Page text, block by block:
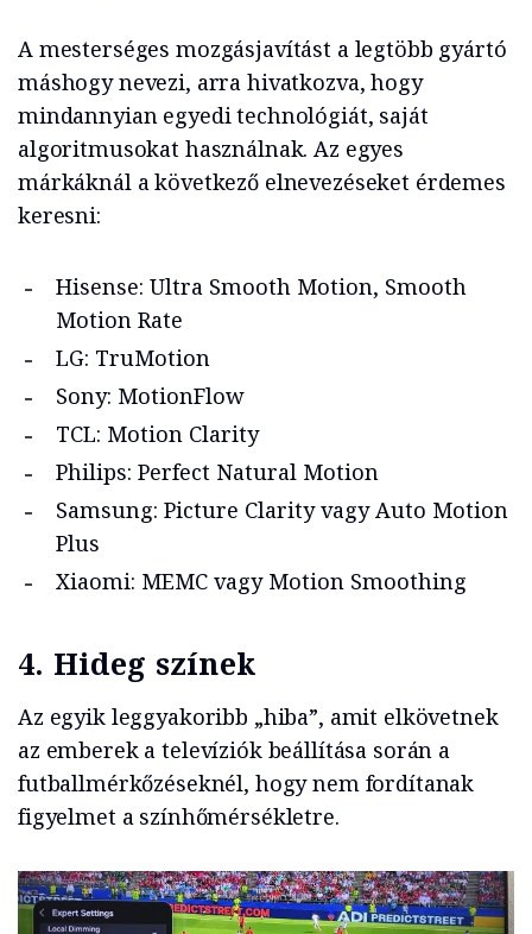
A mesterséges mozgásjavítást a legtöbb gyártó
máshogy nevezi, arra hivatkozva, hogy
mindannyian egyedi technológiát, saját
algoritmusokat használnak. Az egyes
márkáknál a következő elnevezéseket érdemes
keresni:
Hisense: Ultra Smooth Motion, Smooth
Motion Rate
LG: TruMotion
Sony: MotionFlow
TCL: Motion Clarity
Philips: Perfect Natural Motion
Samsung: Picture Clarity vagy Auto Motion
Plus
Xiaomi: MEMC vagy Motion Smoothing
4. Hideg színek
Az egyik leggyakoribb „hiba”, amit elkövetnek
az emberek a televíziók beállítása során a
futballmérkőzéseknél, hogy nem fordítanak
figyelmet a színhőmérsékletre.